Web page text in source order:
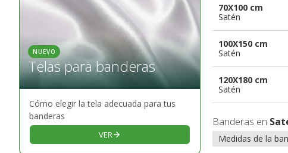
NUEVO
Telas para banderas
Cómo elegir la tela adecuada para tus
banderas
VER
70X100 cm
Satén
100X150 cm
Satén
120X180 cm
Satén
Banderas en
Medidas de la